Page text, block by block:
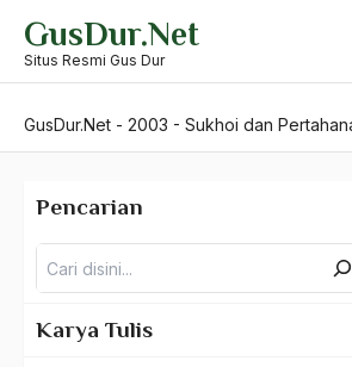
content
GusDur.Net
Situs Resmi Gus Dur
GusDur.Net - 2003 - Sukhoi dan
Pencarian
Karya Tulis